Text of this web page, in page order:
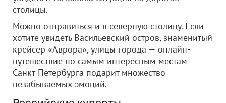
столицы.
Можно отправиться и в северную столицу. Если
хотите увидеть Васильевский остров, знаменитый
крейсер «Аврора», улицы города — онлайн-
путешествие по самым интересным местам
Санкт-Петербурга подарит множество
незабываемых эмоций.